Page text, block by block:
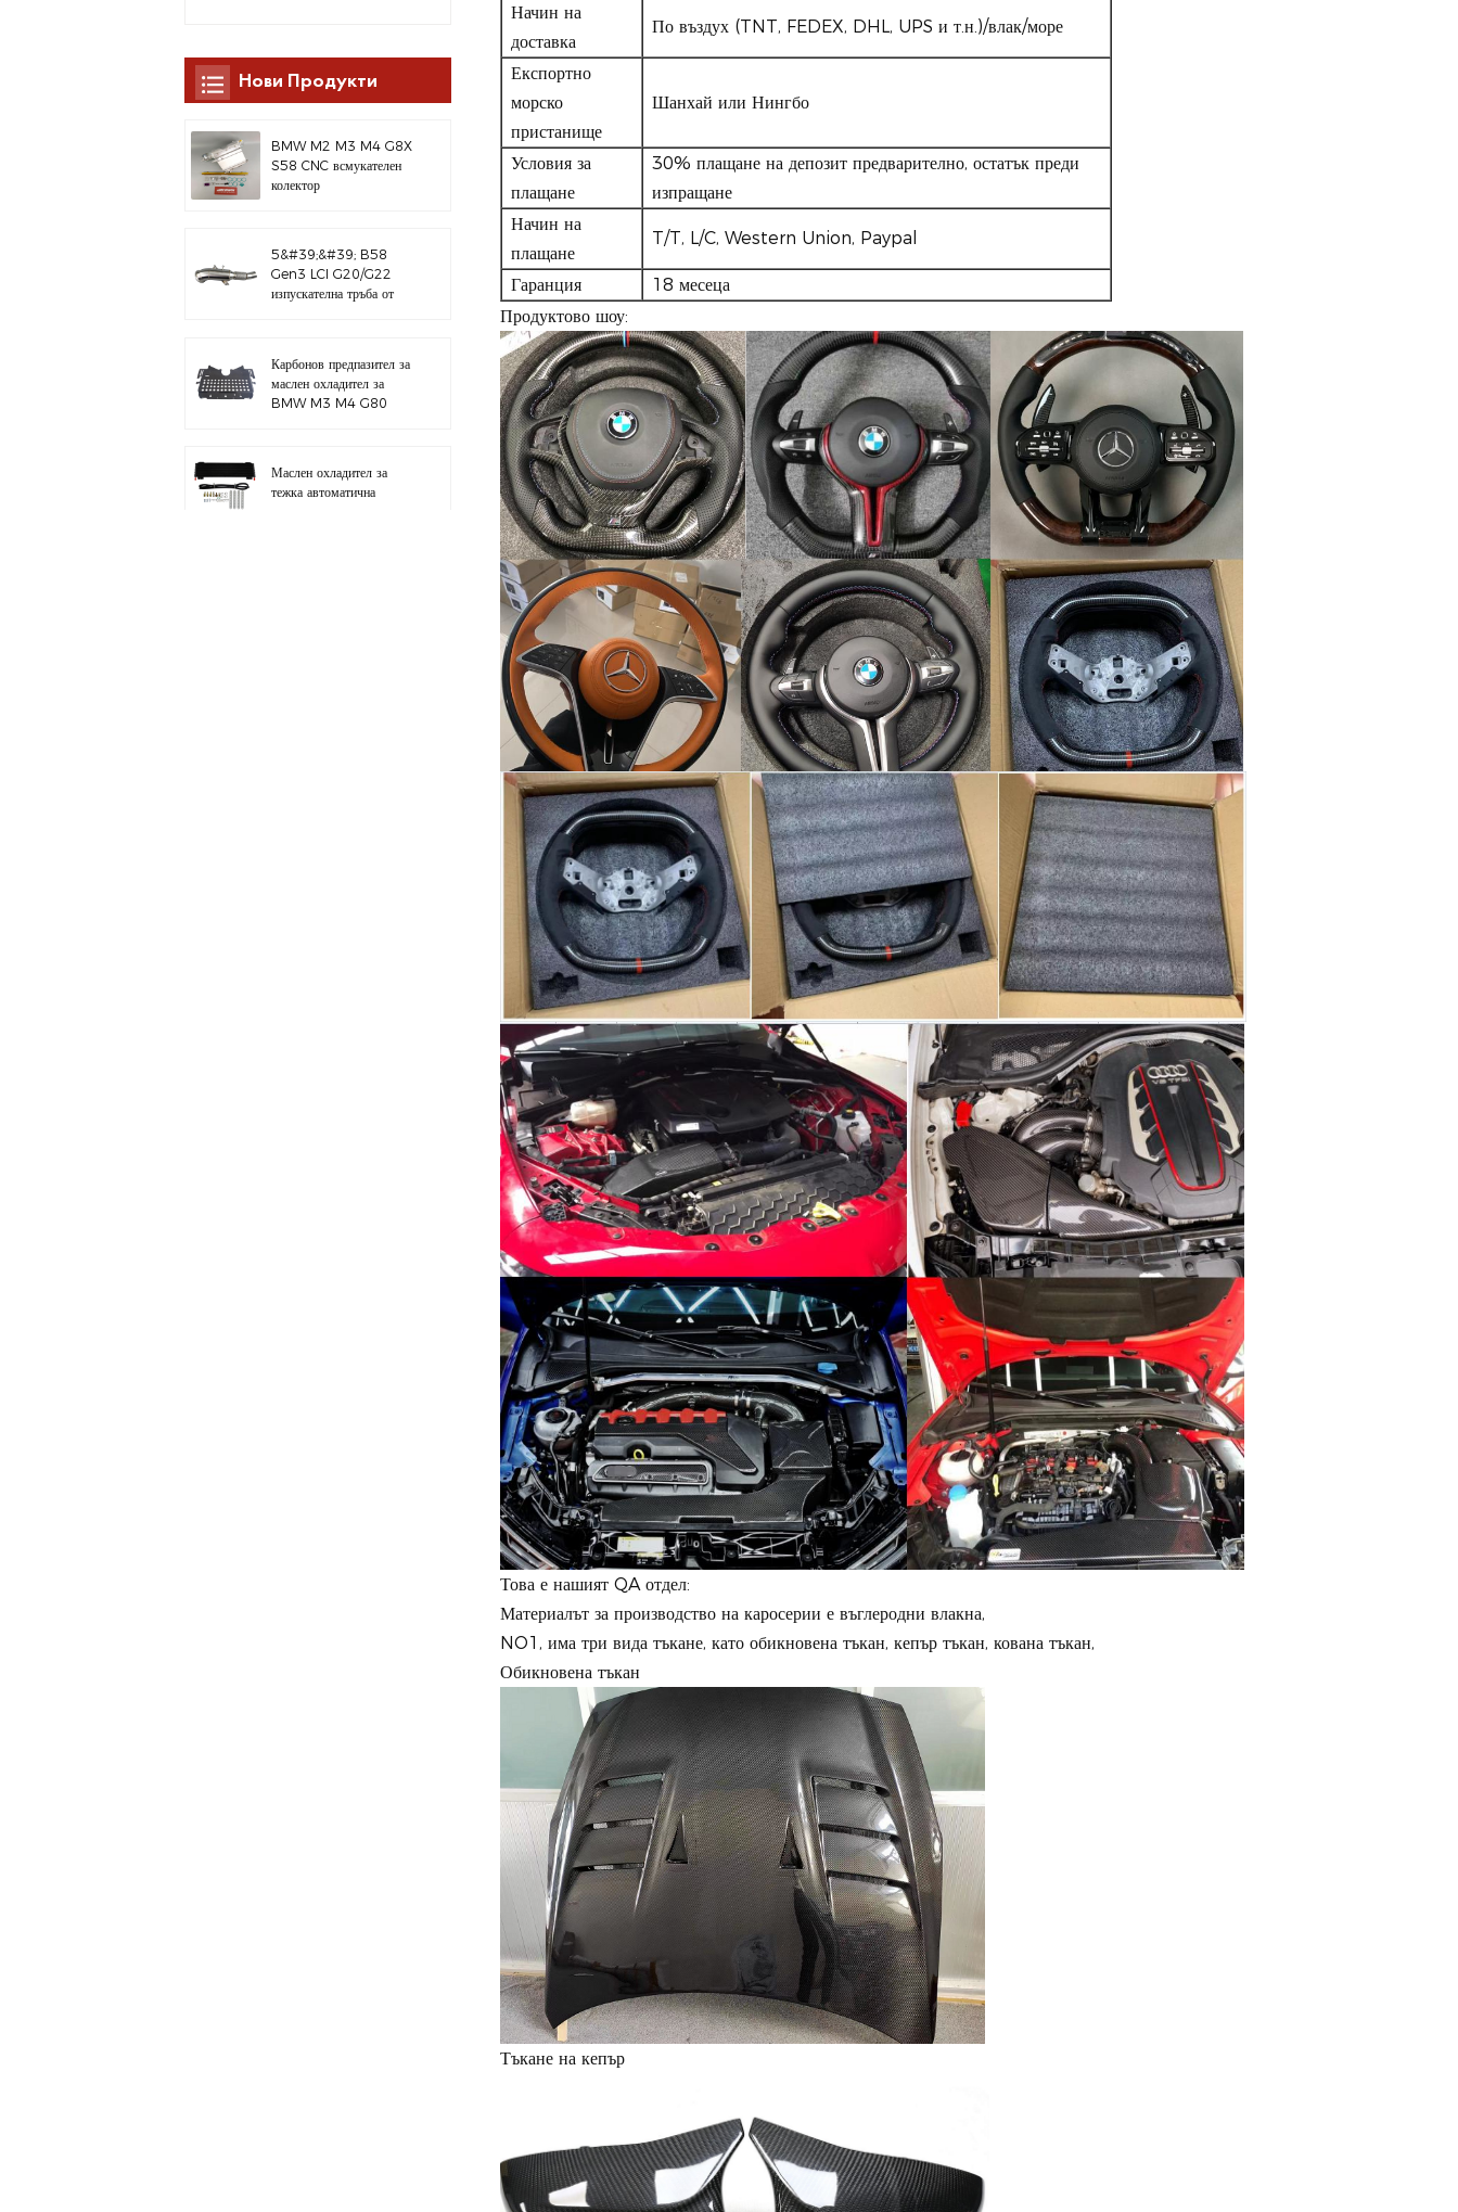
Начин на
доставка
По въздух (TNT, FEDEX, DHL, UPS и т.н.)/влак/море
Експортно
морско
пристанище
Шанхай или Нингбо
Условия за
плащане
30% плащане на депозит предварително, остатък преди
изпращане
Начин на
плащане
T/T, L/C, Western Union, Paypal
Гаранция
18 месеца
Продуктово шоу:
Това е нашият QA отдел:
Материалът за производство на каросерии е въглеродни влакна,
NO1, има три вида тъкане, като обикновена тъкан, кепър тъкан, кована тъкан,
Обикновена тъкан
Тъкане на кепър
Нови Продукти
BMW M2 M3 M4 G8X
S58 CNC всмукателен
колектор
5&#39;&#39; B58
Gen3 LCI G20/G22
изпускателна тръба от
Карбонов предпазител за
маслен охладител за
BMW M3 M4 G80
Маслен охладител за
тежка автоматична